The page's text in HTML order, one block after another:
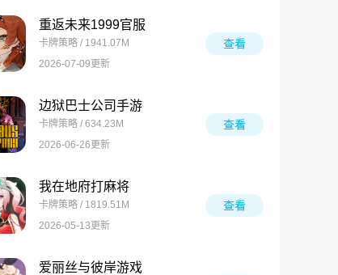
重返未来1999官服
卡牌策略 / 1941.07M
2026-07-09更新
查看
边狱巴士公司手游
卡牌策略 / 634.23M
2026-06-26更新
查看
我在地府打麻将
卡牌策略 / 1819.51M
2026-05-13更新
查看
爱丽丝与彼岸游戏